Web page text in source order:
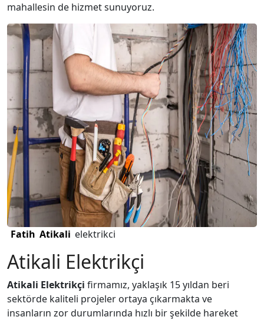
mahallesin de hizmet sunuyoruz.
Fatih Atikali elektrikci
Atikali Elektrikçi
Atikali Elektrikçi firmamız, yaklaşık 15 yıldan beri
sektörde kaliteli projeler ortaya çıkarmakta ve
insanların zor durumlarında hızlı bir şekilde hareket